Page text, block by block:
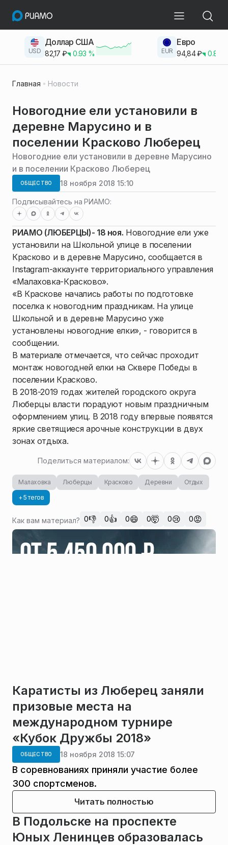
USD
Доллар США
82,17 ₽ 0.93 % EUR
Евро
94,84₽ 0.83
Главная Новости
Новогодние ели установили в
деревне Марусино и в
поселении Красково Люберец
Новогодние ели установили в деревне Марусино
и в поселении Красково Люберец
ОБЩЕСТВО 18 ноября 2018 15:10
Подписывайтесь на РИАМО:
РИАМО (ЛЮБЕРЦЫ)- 18 ноя. Новогодние ели уже
установили на Школьной улице в поселении
Красково и в деревне Марусино, сообщается в
Instagram-аккаунте территориального управления
«Малаховка-Красково».
«В Краскове начались работы по подготовке
поселка к новогодним праздникам. На улице
Школьной и в деревне Марусино уже
установлены новогодние елки», - говорится в
сообщении.
В материале отмечается, что сейчас проходит
монтаж новогодней елки на Сквере Победы в
поселении Красково.
В 2018-2019 годах жителей городского округа
Люберцы власти порадуют новым праздничным
оформлением улиц. В 2018 году впервые появятся
яркие светящиеся арочные конструкции в двух
зонах отдыха.
Поделиться материалом:
Малаховка Люберцы Красково Деревни
Отдых
+ 5 тегов
Как вам материал? 0👎 0👍 0😄 0🤯 0😢 0😡
Каратисты из Люберец заняли
призовые места на
международном турнире
«Кубок Дружбы 2018»
ОБЩЕСТВО 18 ноября 2018 15:07
В соревнованиях приняли участие более
300 спортсменов.
Читать полностью
В Подольске на проспекте
Юных Ленинцев образовалась